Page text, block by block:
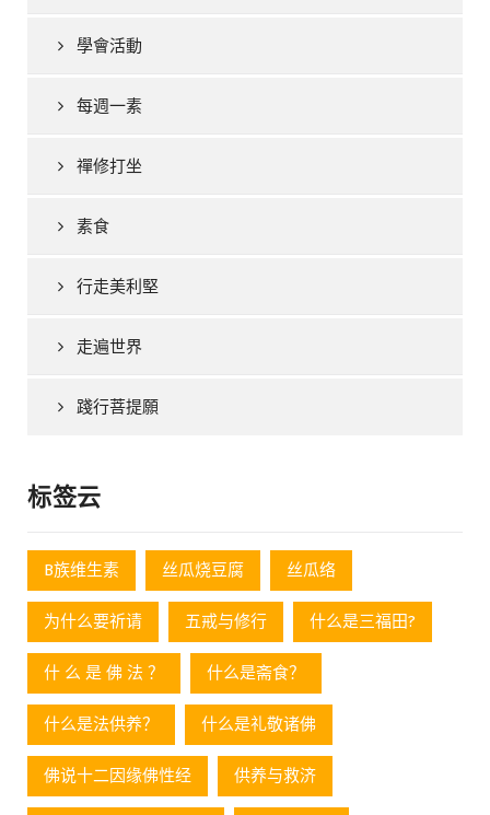
學會活動
每週一素
禪修打坐
素食
行走美利堅
走遍世界
踐行菩提願
标签云
B族维生素 丝瓜烧豆腐 丝瓜络
为什么要祈请 五戒与修行 什么是三福田?
什 么 是 佛 法 ？ 什么是斋食？
什么是法供养？ 什么是礼敬诸佛
佛说十二因缘佛性经 供养与救济